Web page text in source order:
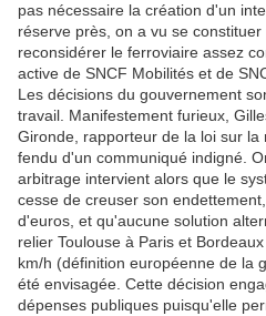
pas nécessaire la création d'un
réserve près, on a vu se
reconsidérer le ferroviaire assez
active de SNCF Mobilités et de
Les décisions du gouvernement
travail. Manifestement furieux,
Gironde, rapporteur de la loi sur
fendu d'un communiqué indigné.
arbitrage intervient alors que le
cesse de creuser son
d'euros, et qu'aucune solution
relier Toulouse à Paris et
km/h (définition européenne de la
été envisagée. Cette décision
dépenses publiques puisqu'elle